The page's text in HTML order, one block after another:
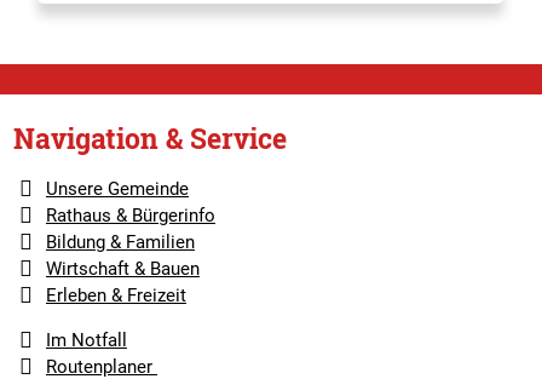
Navigation & Service
Unsere Gemeinde
Rathaus & Bürgerinfo
Bildung & Familien
Wirtschaft & Bauen
Erleben & Freizeit
Im Notfall
Routenplaner